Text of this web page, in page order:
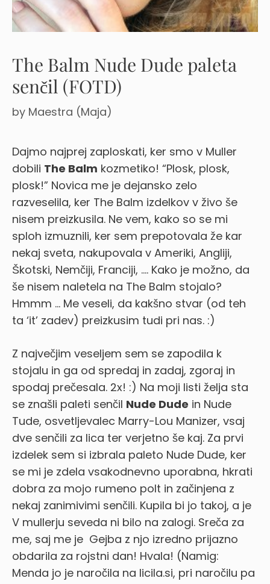
The Balm Nude Dude paleta
senčil (FOTD)
by Maestra (Maja)
Dajmo najprej zaploskati, ker smo v Muller
dobili The Balm kozmetiko! “Plosk, plosk,
plosk!” Novica me je dejansko zelo
razveselila, ker The Balm izdelkov v živo še
nisem preizkusila. Ne vem, kako so se mi
sploh izmuznili, ker sem prepotovala že kar
nekaj sveta, nakupovala v Ameriki, Angliji,
Škotski, Nemčiji, Franciji, …. Kako je možno, da
še nisem naletela na The Balm stojalo?
Hmmm … Me veseli, da kakšno stvar (od teh
ta ‘it’ zadev) preizkusim tudi pri nas. :)
Z največjim veseljem sem se zapodila k
stojalu in ga od spredaj in zadaj, zgoraj in
spodaj prečesala. 2x! :) Na moji listi želja sta
se znašli paleti senčil Nude Dude in Nude
Tude, osvetljevalec Marry-Lou Manizer, vsaj
dve senčili za lica ter verjetno še kaj. Za prvi
izdelek sem si izbrala paleto Nude Dude, ker
se mi je zdela vsakodnevno uporabna, hkrati
dobra za mojo rumeno polt in začinjena z
nekaj zanimivimi senčili. Kupila bi jo takoj, a je
V mullerju seveda ni bilo na zalogi. Sreča za
me, saj me je Gejba z njo izredno prijazno
obdarila za rojstni dan! Hvala! (Namig:
Menda jo je naročila na licila.si, pri naročilu pa